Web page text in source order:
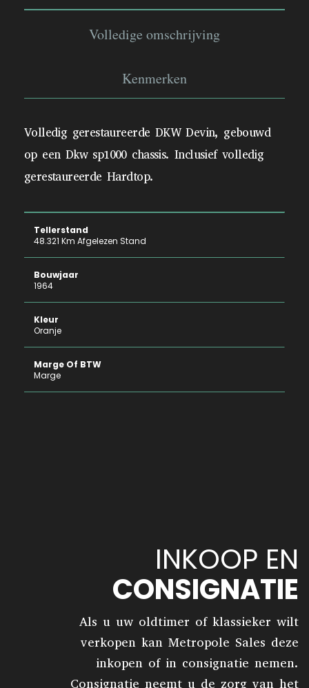
Volledige omschrijving
Kenmerken
Volledig gerestaureerde DKW Devin, gebouwd
op een Dkw sp1000 chassis. Inclusief volledig
gerestaureerde Hardtop.
Tellerstand
48.321 Km Afgelezen Stand
Bouwjaar
1964
Kleur
Oranje
Marge Of BTW
Marge
INKOOP EN
CONSIGNATIE
Als u uw oldtimer of klassieker wilt
verkopen kan Metropole Sales deze
inkopen of in consignatie nemen.
Consignatie neemt u de zorg van het